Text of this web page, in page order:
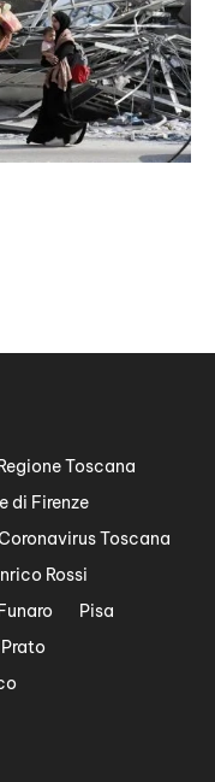
Toscana
di Firenze
Toscana
Rossi
Pisa